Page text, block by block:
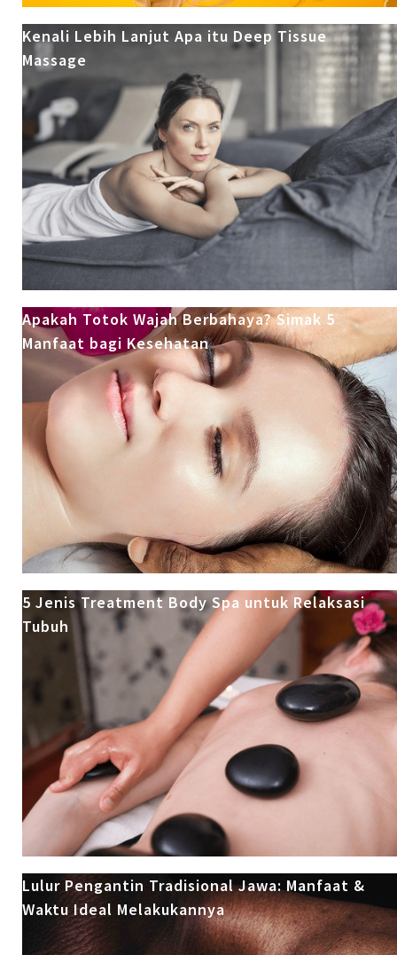
Kenali Lebih Lanjut Apa itu Deep Tissue
Massage
Apakah Totok Wajah Berbahaya? Simak 5
Manfaat bagi Kesehatan
5 Jenis Treatment Body Spa untuk Relaksasi
Tubuh
Lulur Pengantin Tradisional Jawa: Manfaat &
Waktu Ideal Melakukannya